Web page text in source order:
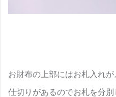
お財布の上部にはお札入れが
仕切りがあるのでお札を分別